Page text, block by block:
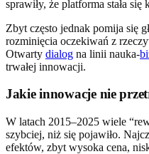
sprawiły, że platforma stała
Zbyt często jednak pomija się
rozminięcia oczekiwań z
Otwarty dialog na linii nauka-
trwałej innowacji.
Jakie innowacje nie
W latach 2015–2025 wiele
szybciej, niż się pojawiło.
efektów, zbyt wysoka cena,